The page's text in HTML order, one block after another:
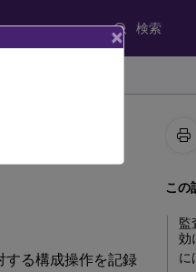
検索
る構成操作を記録
この
監
効
に
×